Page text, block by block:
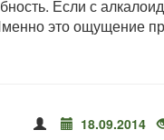
Если с
это ощущение
18.09.2014